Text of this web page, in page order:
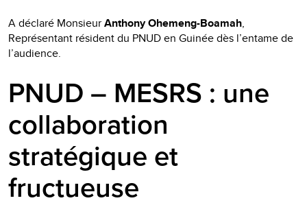
A déclaré MonsieurAnthony Ohemeng-Boamah,
Représentant résident du PNUD en Guinée dès l’entame de
l’audience.
PNUD – MESRS : une
collaboration
stratégique et
fructueuse